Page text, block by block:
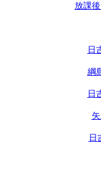
放課
日
綱
日
日